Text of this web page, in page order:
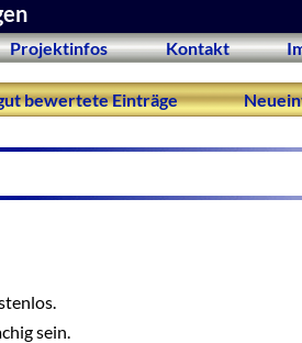
Projektinfos Kontakt
bewertete Einträge
sein.